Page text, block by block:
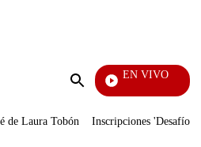
Enviar
EN VIVO
Día A Día
de Laura Tobón Inscripciones 'Desafío'